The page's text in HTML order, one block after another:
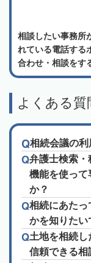
相談したい事務所
れている電話する
合わせ・相談をす
よくある質
相続会議の利
弁護士検索・
機能を使って
か？
相続にあたっ
かを知りたい
土地を相続
信頼できる相